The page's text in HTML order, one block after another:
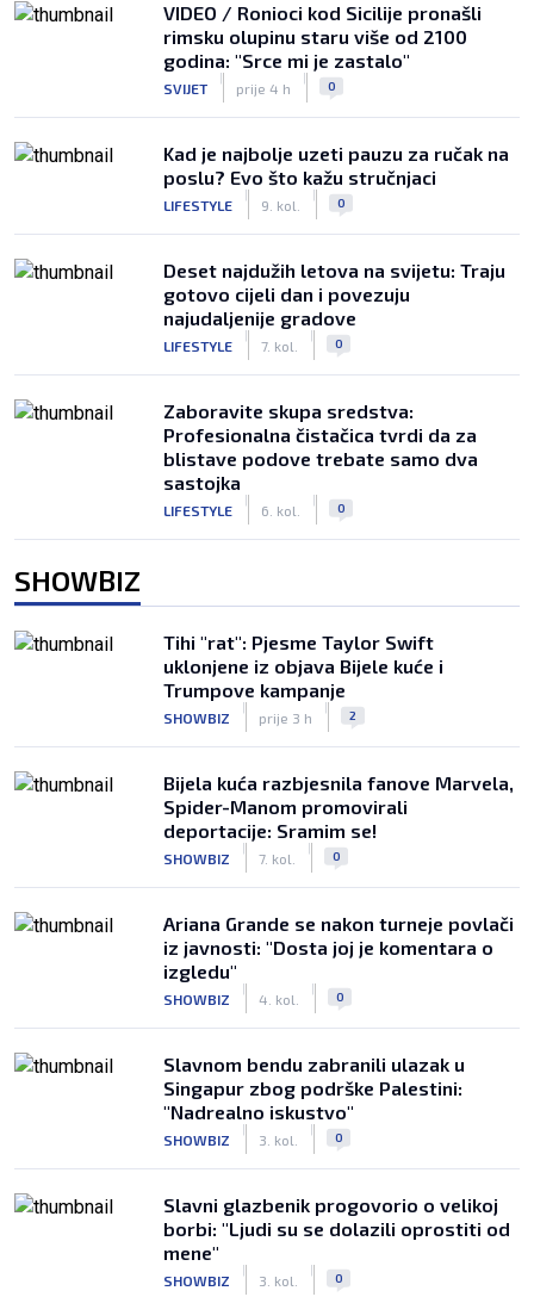
VIDEO / Ronioci kod Sicilije pronašli
rimsku olupinu staru više od 2100
godina: "Srce mi je zastalo"
SVIJET prije 4 h 0
Kad je najbolje uzeti pauzu za ručak na
poslu? Evo što kažu stručnjaci
LIFESTYLE 9. kol. 0
Deset najdužih letova na svijetu: Traju
gotovo cijeli dan i povezuju
najudaljenije gradove
LIFESTYLE 7. kol. 0
Zaboravite skupa sredstva:
Profesionalna čistačica tvrdi da za
blistave podove trebate samo dva
sastojka
LIFESTYLE 6. kol. 0
SHOWBIZ
Tihi "rat": Pjesme Taylor Swift
uklonjene iz objava Bijele kuće i
Trumpove kampanje
SHOWBIZ prije 3 h 2
Bijela kuća razbjesnila fanove Marvela,
Spider-Manom promovirali
deportacije: Sramim se!
SHOWBIZ 7. kol. 0
Ariana Grande se nakon turneje povlači
iz javnosti: "Dosta joj je komentara o
izgledu"
SHOWBIZ 4. kol. 0
Slavnom bendu zabranili ulazak u
Singapur zbog podrške Palestini:
"Nadrealno iskustvo"
SHOWBIZ 3. kol. 0
Slavni glazbenik progovorio o velikoj
borbi: "Ljudi su se dolazili oprostiti od
mene"
SHOWBIZ 3. kol. 0